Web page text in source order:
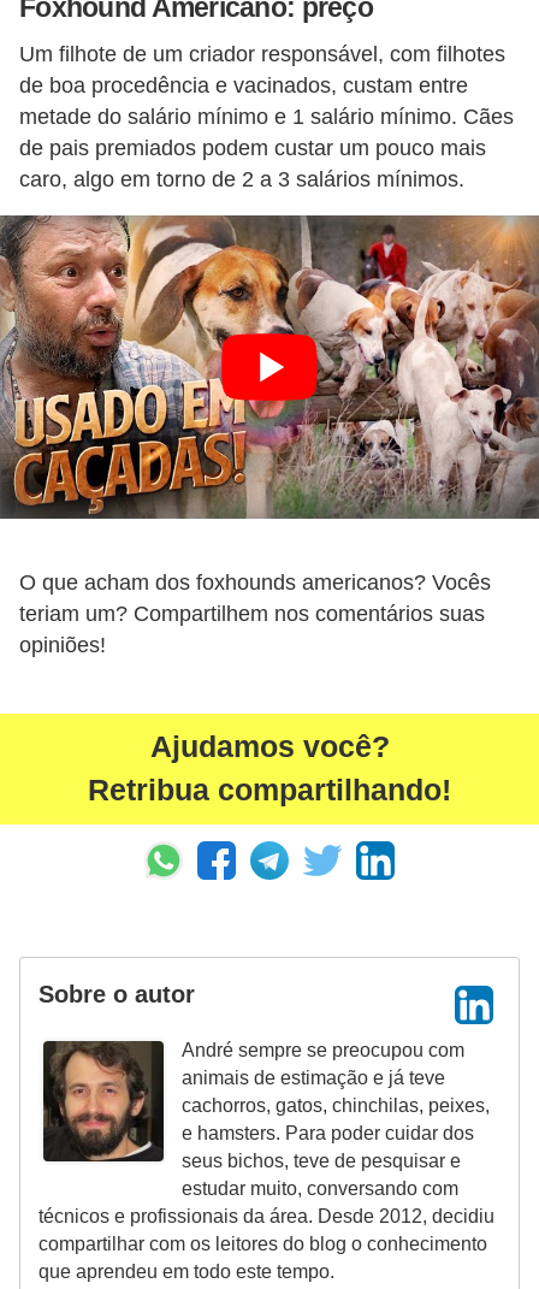
Foxhound Americano: preço
Um filhote de um criador responsável, com filhotes
de boa procedência e vacinados, custam entre
metade do salário mínimo e 1 salário mínimo. Cães
de pais premiados podem custar um pouco mais
caro, algo em torno de 2 a 3 salários mínimos.
O que acham dos foxhounds americanos? Vocês
teriam um? Compartilhem nos comentários suas
opiniões!
Ajudamos você?
Retribua compartilhando!
Sobre o autor
André sempre se preocupou com
animais de estimação e já teve
cachorros, gatos, chinchilas, peixes,
e hamsters. Para poder cuidar dos
seus bichos, teve de pesquisar e
estudar muito, conversando com
técnicos e profissionais da área. Desde 2012, decidiu
compartilhar com os leitores do blog o conhecimento
que aprendeu em todo este tempo.
s
R
é
p
t
e
i
s
e
a
n
f
í
i
o
P
d
s
p
a
r
a
i
m